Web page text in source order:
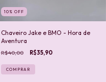
10 % OFF
Chaveiro Jake e BMO - Hora de
Aventura
R$40,00 R$35,90
COMPRAR